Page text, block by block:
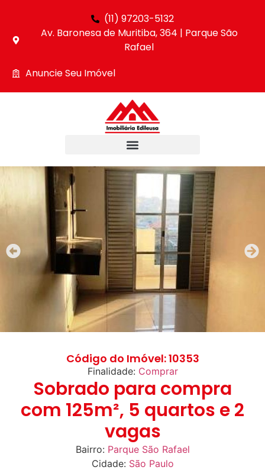
(11) 97203-5132
Av. Baronesa de Muritiba, 364 | Parque São
Rafael
Anuncie Seu Imóvel
Código do Imóvel: 10353
Finalidade: Comprar
Sobrado para compra
com 125m², 5 quartos e 2
vagas
Bairro: Parque São Rafael
Cidade: São Paulo